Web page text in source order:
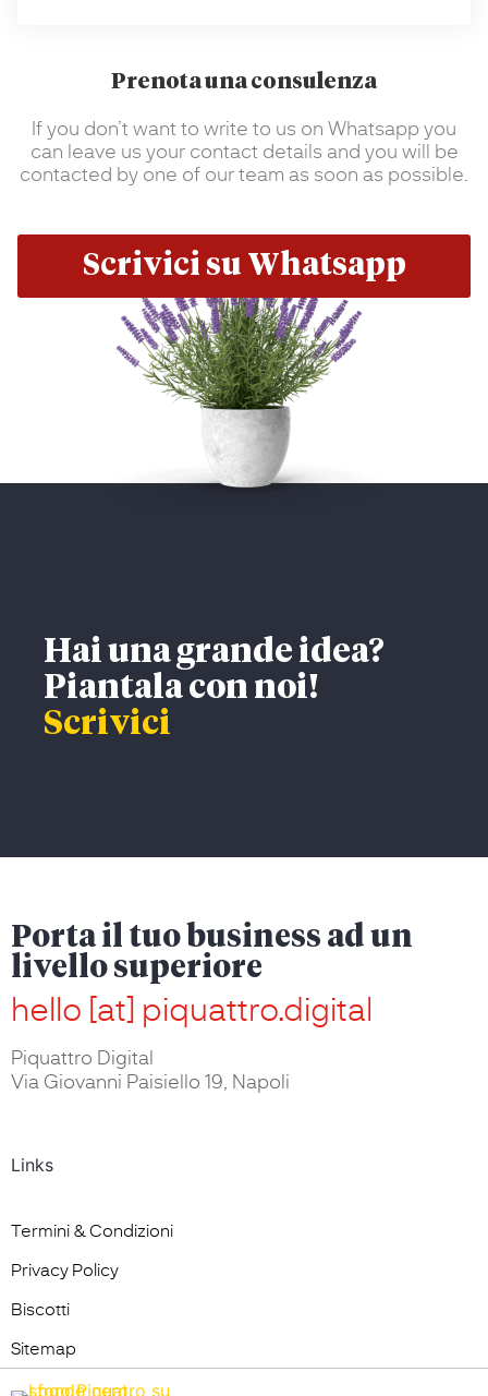
Prenota una consulenza
If you don’t want to write to us on Whatsapp you
can leave us your contact details and you will be
contacted by one of our team as soon as possible.
Scrivici su Whatsapp
Hai una grande idea?
Piantala con noi!
Scrivici
Porta il tuo business ad un
livello superiore
hello [at] piquattro.digital
Piquattro Digital
Via Giovanni Paisiello 19, Napoli
Links
Termini & Condizioni
Privacy Policy
Biscotti
Sitemap